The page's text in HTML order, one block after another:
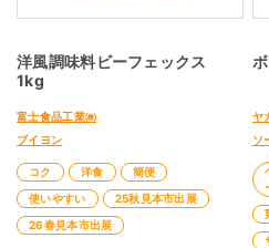
洋風調味料ビーフェックス
1kg
富士食品工業㈱
ブイヨン
コク 洋食
簡便
使いやすい
25秋見本市出展
26春見本市出展
ヤ
ソ